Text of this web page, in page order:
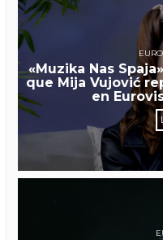
«Muzika Nas
que Mija Vujović
en